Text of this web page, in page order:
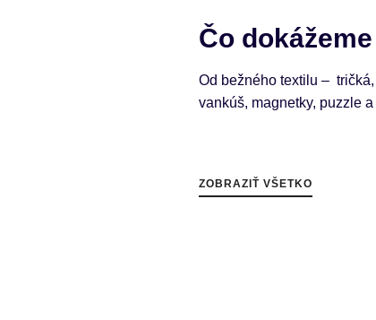
Čo
Od bežného textilu –
vankúš, magnetky, puzzle a
ZOBRAZIŤ VŠETKO